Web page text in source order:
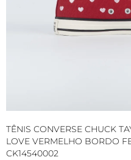
TÊNIS CONVERSE CHUCK
LOVE VERMELHO BORDO
CK14540002